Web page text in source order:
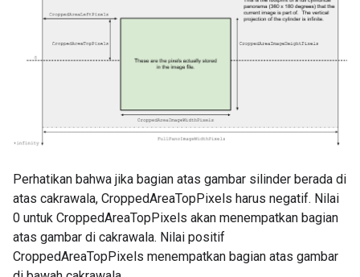
Perhatikan bahwa jika bagian atas gambar silinder berada di
atas cakrawala, CroppedAreaTopPixels harus negatif. Nilai
0 untuk CroppedAreaTopPixels akan menempatkan bagian
atas gambar di cakrawala. Nilai positif
CroppedAreaTopPixels menempatkan bagian atas gambar